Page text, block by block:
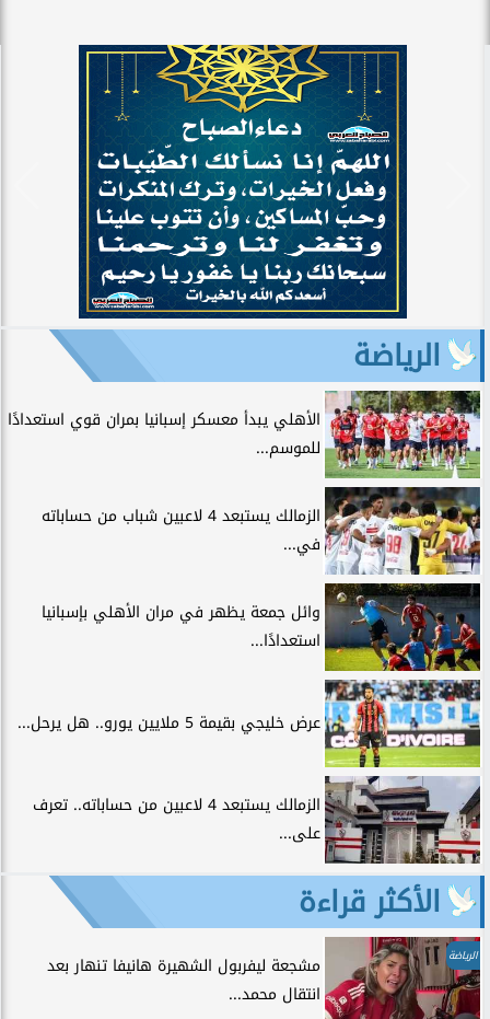
الرياضة
الأهلي يبدأ معسكر إسبانيا بمران قوي استعدادًا
للموسم...
الزمالك يستبعد 4 لاعبين شباب من حساباته
في...
وائل جمعة يظهر في مران الأهلي بإسبانيا
استعدادًا...
عرض خليجي بقيمة 5 ملايين يورو.. هل يرحل...
الزمالك يستبعد 4 لاعبين من حساباته.. تعرف
على...
الأكثر قراءة
الرياضة
مشجعة ليفربول الشهيرة هانيفا تنهار بعد
انتقال محمد...